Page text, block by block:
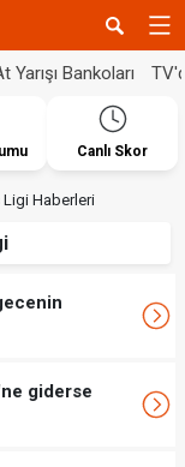
Yarışı Bankoları
Canlı Skor
Ligi Haberleri
giderse